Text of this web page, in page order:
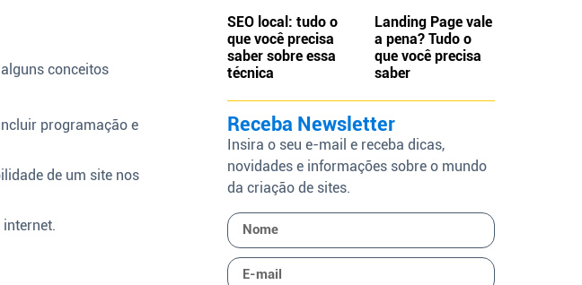
conceitos
programação e
de um site nos
SEO local: tudo o
que você precisa
saber sobre essa
técnica
Landing Page vale
a pena? Tudo o
que você precisa
saber
Receba Newsletter
Insira o seu e-mail e receba dicas,
novidades e informações sobre o mundo
da criação de sites.